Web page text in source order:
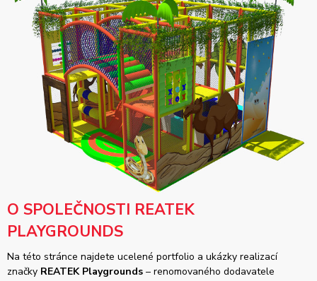
O SPOLEČNOSTI REATEK
PLAYGROUNDS
Na této stránce najdete ucelené portfolio a ukázky realizací
značky REATEK Playgrounds – renomovaného dodavatele